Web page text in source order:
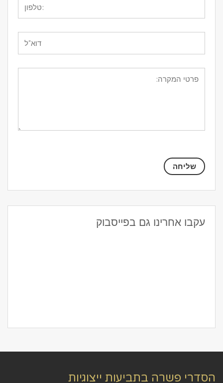
עקבו אחרינו גם בפייסבוק
הסדרי פשרה בתביעות ייצוגיות